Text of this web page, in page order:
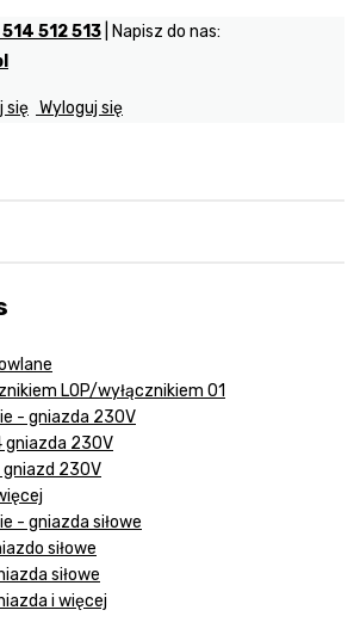
512 513 | Napisz do nas:
się Wyloguj się
LOP/wyłącznikiem 01
- gniazda 230V
gniazda 230V
gniazd 230V
- gniazda siłowe
siłowe
siłowe
i więcej